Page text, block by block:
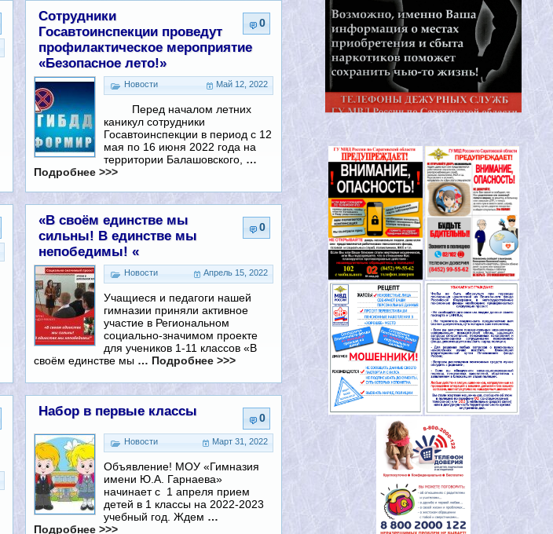
0
Сотрудники
Госавтоинспекции проведут
профилактическое мероприятие
«Безопасное лето!»
Май 12, 2022
Новости
Перед началом летних
каникул сотрудники
Госавтоинспекции в период с 12
мая по 16 июня 2022 года на
территории Балашовского, …
Подробнее >>>
0
«В своём единстве мы
сильны! В единстве мы
непобедимы! «
Апрель 15, 2022
Новости
Учащиеся и педагоги нашей
гимназии приняли активное
участие в Региональном
социально-значимом проекте
для учеников 1-11 классов «В
своём единстве мы … Подробнее >>>
0
Набор в первые классы
Март 31, 2022
Новости
Объявление! МОУ «Гимназия
имени Ю.А. Гарнаева»
начинает с 1 апреля прием
детей в 1 классы на 2022-2023
учебный год. Ждем …
Подробнее >>>